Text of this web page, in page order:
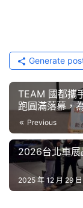
口
碑
中
古
車
行
百
大
二、 HYUNDAI
輔助 71%，依
整體星級評等為
附圖2、TNCAP評等
三、 TOYOTA
別獲得成人保
全輔助66%，
車型整體星級評
Generate
TEAM 國都攜
跑圓滿落幕，
Previous
2026台北車展
2025 年 12 月 29